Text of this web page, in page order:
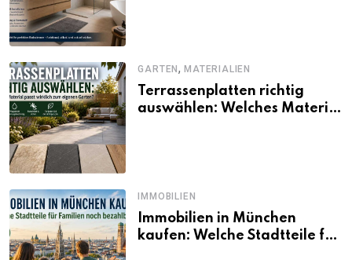
GARTEN,MATERIALIEN
Terrassenplatten richtig
auswählen: Welches Material
IMMOBILIEN
Immobilien in München
kaufen: Welche Stadtteile für